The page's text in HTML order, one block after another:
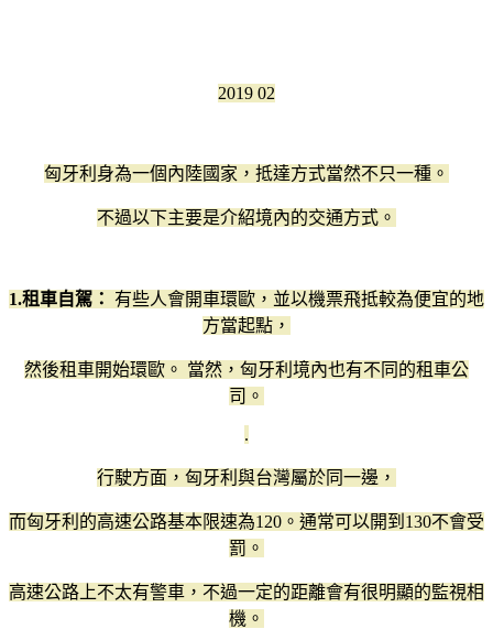
2019 02
匈牙利身為一個內陸國家，抵達方式當然不只一種。
不過以下主要是介紹境內的交通方式。
1.租車自駕：
有些人會開車環歐，並以機票飛抵較為便宜的地
方當起點，
然後租車開始環歐。 當然，匈牙利境內也有不同的租車公
司。
.
行駛方面，匈牙利與台灣屬於同一邊，
而匈牙利的高速公路基本限速為120。通常可以開到130不會受
罰。
高速公路上不太有警車，不過一定的距離會有很明顯的監視相
機。